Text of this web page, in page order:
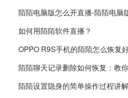
陌陌电脑版怎么开直播-陌陌电脑
如何用陌陌软件直播？
OPPO R9S手机的陌陌怎么恢复
陌陌聊天记录删除如何恢复：教
陌陌设置隐身的简单操作过程讲解